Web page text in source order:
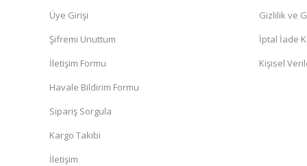
Üye Girişi
Şifremi Unuttum
İletişim Formu
Havale Bildirim Formu
Sipariş Sorgula
Kargo Takibi
İletişim
Gizlilik ve
İptal İade
Kişisel